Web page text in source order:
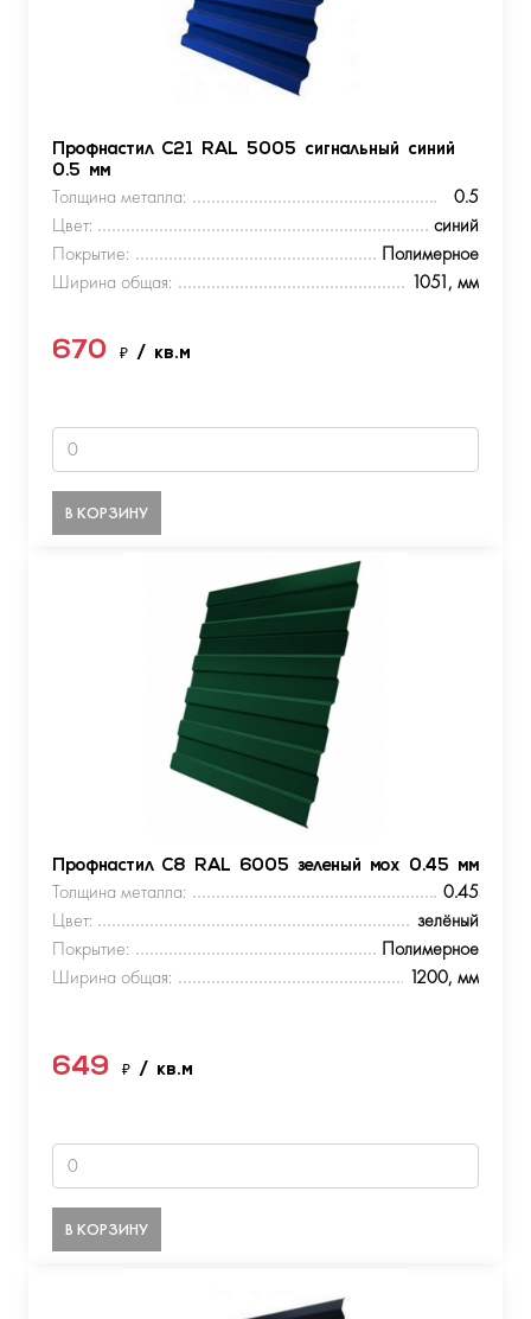
Профнастил С21 RAL 5005 сигнальный синий
0.5 мм
Толщина металла:
0.5
Цвет:
синий
Покрытие:
Полимерное
Ширина общая:
1051, мм
670 ₽ / кв.м
В КОРЗИНУ
Профнастил С8 RAL 6005 зеленый мох 0.45 мм
Толщина металла:
0.45
Цвет:
зелёный
Покрытие:
Полимерное
Ширина общая:
1200, мм
649 ₽ / кв.м
В КОРЗИНУ